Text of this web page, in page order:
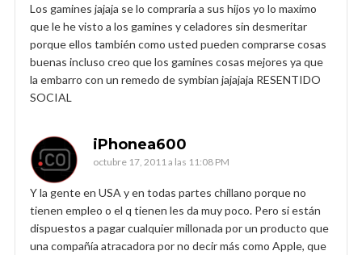
Los gamines jajaja se lo compraria a sus hijos yo lo maximo
que le he visto a los gamines y celadores sin desmeritar
porque ellos también como usted pueden comprarse cosas
buenas incluso creo que los gamines cosas mejores ya que
la embarro con un remedo de symbian jajajaja RESENTIDO
SOCIAL
iPhonea600
octubre 17, 2011 a las 11:08 PM
Y la gente en USA y en todas partes chillano porque no
tienen empleo o el q tienen les da muy poco. Pero si están
dispuestos a pagar cualquier millonada por un producto que
una compañía atracadora por no decir más como Apple, que